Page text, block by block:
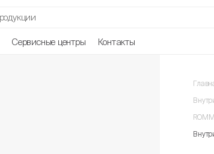
Сервисные центры Контакты